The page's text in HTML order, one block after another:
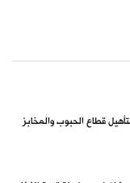
قطاع الحبوب والمخابز